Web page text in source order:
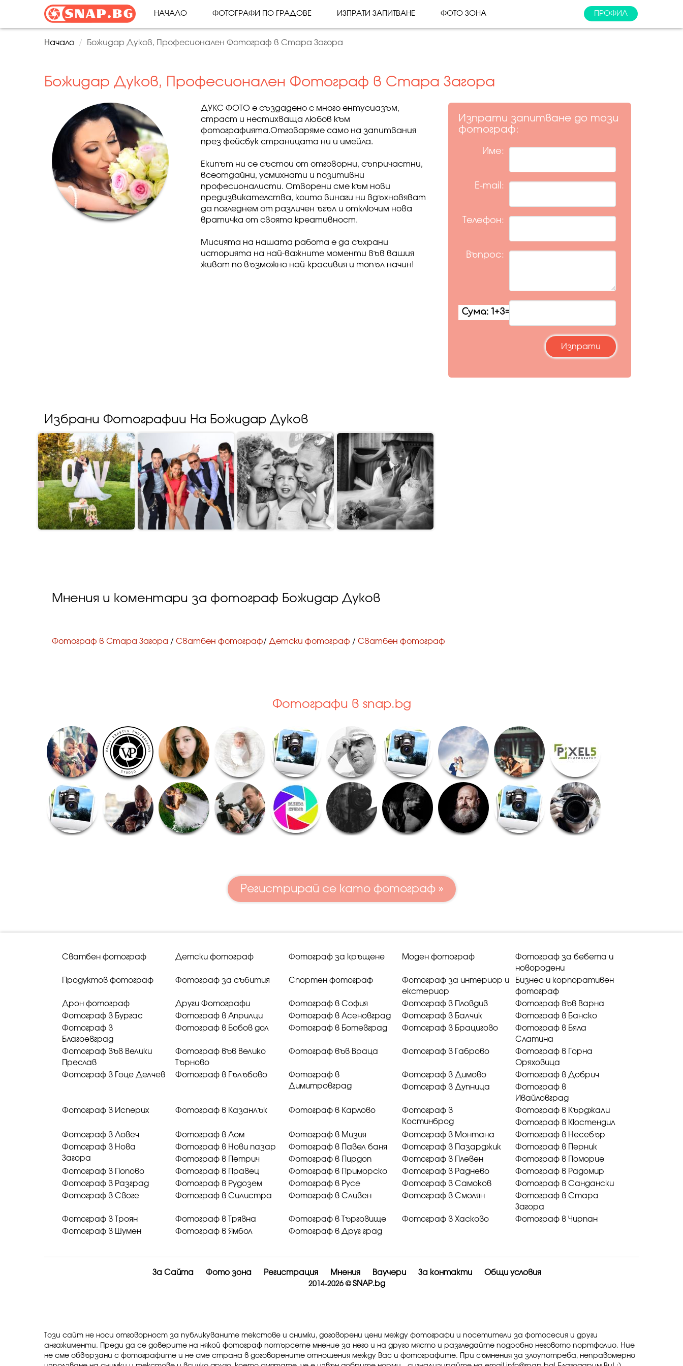
НАЧАЛО ФОТОГРАФИ ПО ГРАДОВЕ ИЗПРАТИ ЗАПИТВАНЕ ФОТО ЗОНА ПРОФИЛ
Начало Божидар Дуков, Професионален Фотограф в Стара Загора
Божидар Дуков, Професионален Фотограф в Стара Загора
ДУКС ФОТО е създадено с много ентусиазъм,
страст и нестихваща любов към
фотографията.Отговаряме само на запитвания
през фейсбук страницата ни и имейла.
Екипът ни се състои от отговорни, съпричастни,
всеотдайни, усмихнати и позитивни
професионалисти. Отворени сме към нови
предизвикателства, които винаги ни вдъхновяват
да погледнем от различен ъгъл и отключим нова
вратичка от своята креативност.
Мисията на нашата работа е да съхрани
историята на най-важните моменти във вашия
живот по възможно най-красивия и топъл начин!
Изпрати запитване до този
фотограф:
Име:
E-mail:
Телефон:
Въпрос:
Избрани Фотографии На Божидар Дуков
Мнения и коментари за фотограф Божидар Дуков
Фотограф в Стара Загора / Сватбен фотограф/ Детски фотограф / Сватбен фотограф
Фотографи в snap.bg
Регистрирай се като фотограф »
Сватбен фотограф Детски фотограф Фотограф за кръщене Моден фотограф
Фотограф за бебета и
новородени
Продуктов фотограф
Фотограф за събития Спортен фотограф
Фотограф за интериор и
екстериор
Бизнес и корпоративен
фотограф
Дрон фотограф
Други Фотографи Фотограф в София Фотограф в Пловдив
Фотограф във Варна
Фотограф в Бургас
Фотограф в Априлци Фотограф в Асеновград Фотограф в Балчик
Фотограф в Банско
Фотограф в
Благоевград
Фотограф в Бобов дол Фотограф в Ботевград Фотограф в Брацигово
Фотограф в Бяла
Слатина
Фотограф във Велики
Преслав
Фотограф във Велико
Търново
Фотограф във Враца Фотограф в Габрово
Фотограф в Горна
Оряховица
Фотограф в Гоце Делчев
Фотограф в Гълъбово
Фотограф в
Димитровград
Фотограф в Димово
Фотограф в Добрич
Фотограф в Дупница
Фотограф в
Ивайловград
Фотограф в Исперих
Фотограф в Казанлък Фотограф в Карлово
Фотограф в
Костинброд
Фотограф в Кърджали
Фотограф в Кюстендил
Фотограф в Ловеч
Фотограф в Лом Фотограф в Мизия Фотограф в Монтана
Фотограф в Несебър
Фотограф в Нова
Загора
Фотограф в Нови пазар Фотограф в Павел баня Фотограф в Пазарджик
Фотограф в Перник
Фотограф в Петрич
Фотограф в Пирдоп Фотограф в Плевен
Фотограф в Поморие
Фотограф в Попово
Фотограф в Правец Фотограф в Приморско Фотограф в Раднево
Фотограф в Радомир
Фотограф в Разград
Фотограф в Рудозем Фотограф в Русе Фотограф в Самоков
Фотограф в Сандански
Фотограф в Своге
Фотограф в Силистра Фотограф в Сливен Фотограф в Смолян
Фотограф в Стара
Загора
Фотограф в Троян
Фотограф в Трявна Фотограф в Търговище Фотограф в Хасково
Фотограф в Чирпан
Фотограф в Шумен
Фотограф в Ямбол Фотограф в Друг град
За Сайта Фото зона Регистрация Мнения Ваучери За контакти Общи условия
2014-2026 © SNAP.bg
Този сайт не носи отговорност за публикуваните текстове и снимки, договорени цени между фотографи и посетители за фотосесия и други
ангажименти. Преди да се доверите на някой фотограф потърсете мнение за него и на друго място и разгледайте подробно неговото портфолио. Ние
не сме обвързани с фотографите и не сме страна в договорените отношения между Вас и фотографите. При съмнения за злоупотреба, неправомерно